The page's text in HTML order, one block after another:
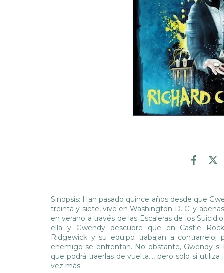
Sinopsis: Han pasado quince años desde que
treinta y siete, vive en Washington D. C. y
en verano a través de las Escaleras de los
ella y Gwendy descubre que en Castle
Ridgewick y su equipo trabajan a contrarreloj
enemigo se enfrentan. No obstante, Gwendy
que podrá traerlas de vuelta..., pero solo si
vez más.